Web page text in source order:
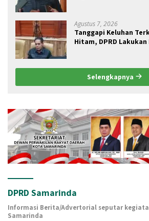
Agustus 7, 2026
Tanggapi Keluhan
Hitam, DPRD
Selengkapnya
DPRD Samarinda
Informasi Berita/Advertorial seputar
Samarinda